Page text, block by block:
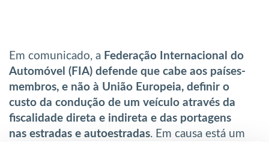
Em comunicado, a Federação Internacional do
Automóvel (FIA) defende que cabe aos países-
membros, e não à União Europeia, definir o
custo da condução de um veículo através da
fiscalidade direta e indireta e das portagens
nas estradas e autoestradas. Em causa está um